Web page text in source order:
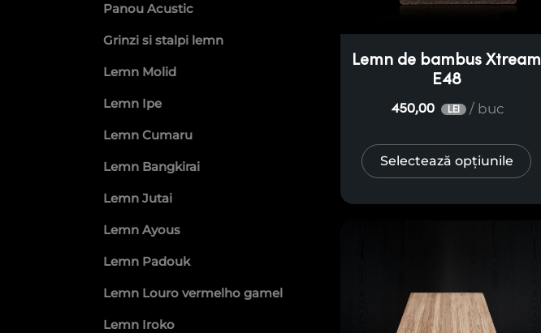
Panou Acustic
Grinzi si stalpi lemn
Lemn Molid
Lemn Ipe
Lemn Cumaru
Lemn Bangkirai
Lemn Jutai
Lemn Ayous
Lemn Padouk
Lemn Louro vermelho gamel
Lemn Iroko
Lemn de bambus Xtream
E48
450,00 LEI / buc
Selectează opțiunile